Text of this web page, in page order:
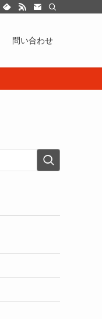
問い合わせ